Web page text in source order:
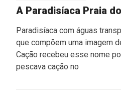
A Paradisíaca Praia
Paradisíaca com águas
que compõem uma imagem
Cação recebeu esse nome
pescava cação no